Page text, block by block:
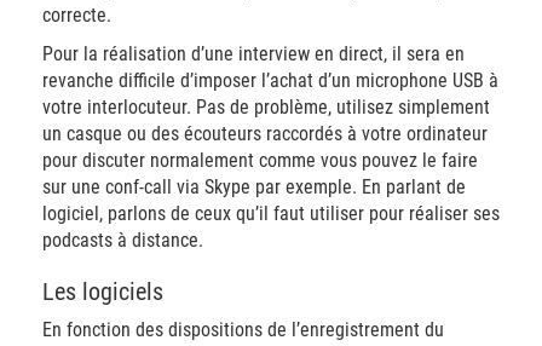
correcte.
Pour la réalisation d’une interview en direct, il sera en
revanche difficile d’imposer l’achat d’un microphone USB à
votre interlocuteur. Pas de problème, utilisez simplement
un casque ou des écouteurs raccordés à votre ordinateur
pour discuter normalement comme vous pouvez le faire
sur une conf-call via Skype par exemple. En parlant de
logiciel, parlons de ceux qu’il faut utiliser pour réaliser ses
podcasts à distance.
Les logiciels
En fonction des dispositions de l’enregistrement du